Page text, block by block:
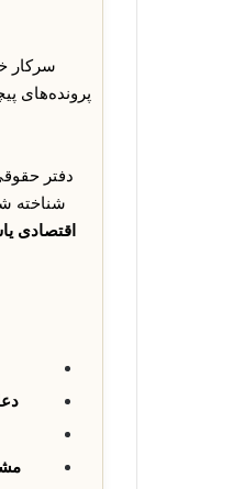
سرکار
پرونده‌های
دفتر
شناخته
اقتصادی